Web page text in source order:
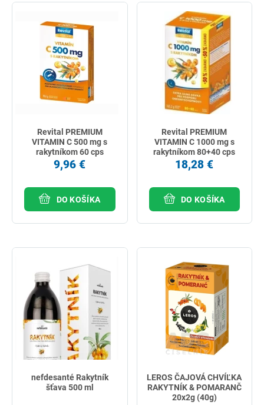
Revital PREMIUM
VITAMIN C 500 mg s
rakytníkom 60 cps
9,96 €
DO KOŠÍKA
Revital PREMIUM
VITAMIN C 1000 mg s
rakytníkom 80+40 cps
18,28 €
DO KOŠÍKA
nefdesanté Rakytník
šťava 500 ml
LEROS ČAJOVÁ CHVÍĽKA
RAKYTNÍK & POMARANČ
20x2g (40g)